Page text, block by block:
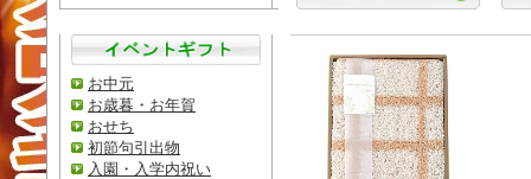
お中元
お歳暮・お年賀
おせち
初節句引出物
入園・入学内祝い